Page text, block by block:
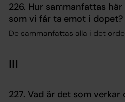
226. Hur sammanfattas här
som vi får ta emot i dopet?
De sammanfattas alla i det
III
227. Vad är det som